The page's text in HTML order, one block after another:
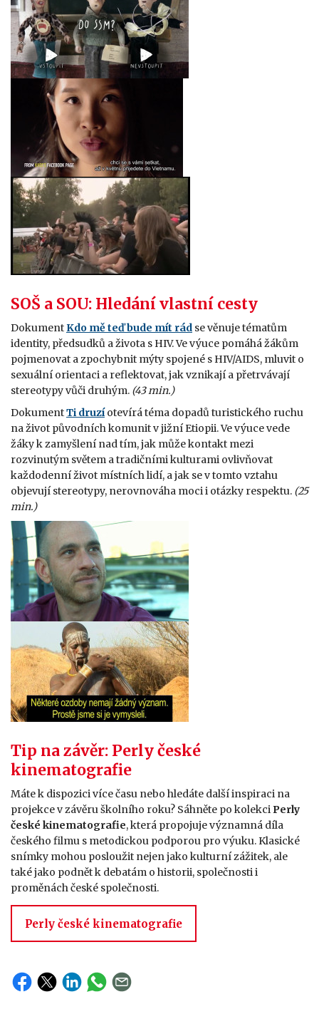
SOŠ a SOU: Hledání vlastní cesty
DokumentKdo mě teď bude mít rád se věnuje tématům
identity, předsudků a života s HIV. Ve výuce pomáhá žákům
pojmenovat a zpochybnit mýty spojené s HIV/AIDS, mluvit o
sexuální orientaci a reflektovat, jak vznikají a přetrvávají
stereotypy vůči druhým. (43 min.)
DokumentTi druzí otevírá téma dopadů turistického ruchu
na život původních komunit v jižní Etiopii. Ve výuce vede
žáky k zamyšlení nad tím, jak může kontakt mezi
rozvinutým světem a tradičními kulturami ovlivňovat
každodenní život místních lidí, a jak se v tomto vztahu
objevují stereotypy, nerovnováha moci i otázky respektu. (25
min.)
Tip na závěr: Perly české
kinematografie
Máte k dispozici více času nebo hledáte další inspiraci na
projekce v závěru školního roku? Sáhněte po kolekci Perly
české kinematografie, která propojuje významná díla
českého filmu s metodickou podporou pro výuku. Klasické
snímky mohou posloužit nejen jako kulturní zážitek, ale
také jako podnět k debatám o historii, společnosti i
proměnách české společnosti.
Perly české kinematografie